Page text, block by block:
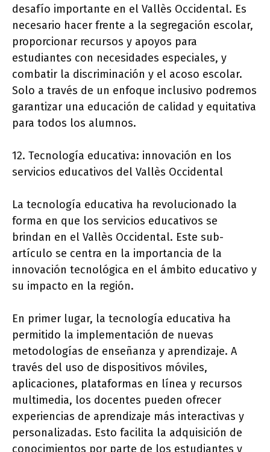
desafío importante en el Vallès Occidental. Es
necesario hacer frente a la segregación escolar,
proporcionar recursos y apoyos para
estudiantes con necesidades especiales, y
combatir la discriminación y el acoso escolar.
Solo a través de un enfoque inclusivo podremos
garantizar una educación de calidad y equitativa
para todos los alumnos.
12. Tecnología educativa: innovación en los
servicios educativos del Vallès Occidental
La tecnología educativa ha revolucionado la
forma en que los servicios educativos se
brindan en el Vallès Occidental. Este sub-
artículo se centra en la importancia de la
innovación tecnológica en el ámbito educativo y
su impacto en la región.
En primer lugar, la tecnología educativa ha
permitido la implementación de nuevas
metodologías de enseñanza y aprendizaje. A
través del uso de dispositivos móviles,
aplicaciones, plataformas en línea y recursos
multimedia, los docentes pueden ofrecer
experiencias de aprendizaje más interactivas y
personalizadas. Esto facilita la adquisición de
conocimientos por parte de los estudiantes y